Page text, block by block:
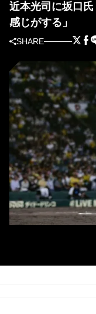
近本光司に坂口
感じがする」
SHARE